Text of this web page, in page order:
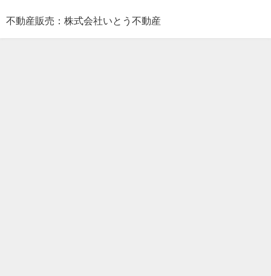
不動産販売：株式会社いとう不動産